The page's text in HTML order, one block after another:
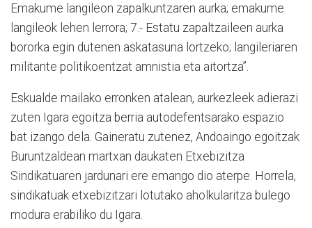
Emakume langileon zapalkuntzaren aurka; emakume
langileok lehen lerrora; 7.- Estatu zapaltzaileen aurka
bororka egin dutenen askatasuna lortzeko; langileriaren
militante politikoentzat amnistia eta aitortza”.
Eskualde mailako erronken atalean, aurkezleek adierazi
zuten Igara egoitza berria autodefentsarako espazio
bat izango dela. Gaineratu zutenez, Andoaingo egoitzak
Buruntzaldean martxan daukaten Etxebizitza
Sindikatuaren jardunari ere emango dio aterpe. Horrela,
sindikatuak etxebizitzari lotutako aholkularitza bulego
modura erabiliko du Igara.